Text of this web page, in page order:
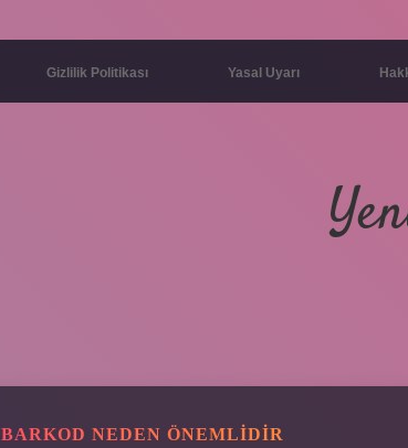
Gizlilik Politikası Yasal Uyarı
BARKOD NEDEN ÖNEMLIDIR